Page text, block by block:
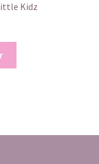
Kidz